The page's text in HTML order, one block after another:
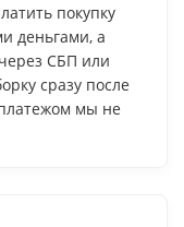
покупку
деньгами, а
СБП или
сразу после
мы не